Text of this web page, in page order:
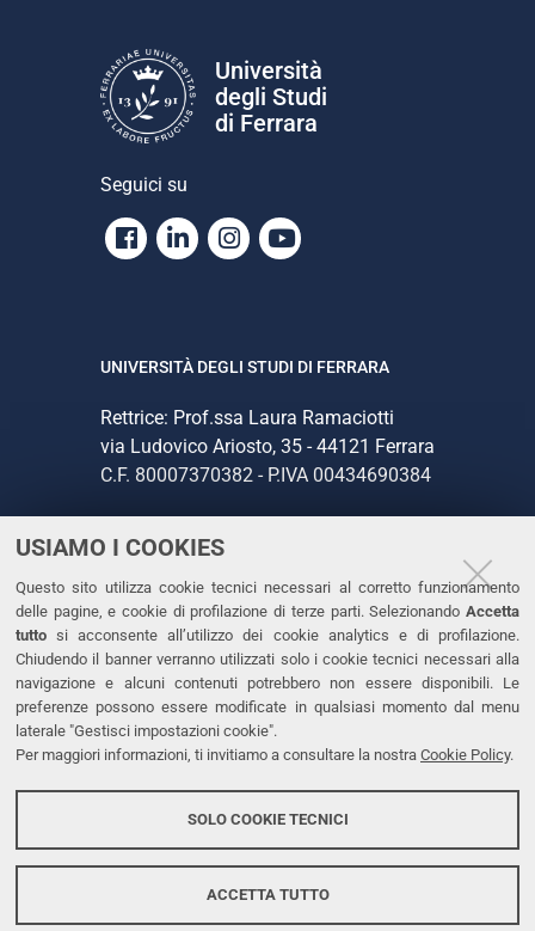
USIAMO I COOKIES
Questo sito utilizza cookie tecnici necessari al corretto funzionamento
delle pagine, e cookie di profilazione di terze parti. Selezionando Accetta
tutto si acconsente all’utilizzo dei cookie analytics e di profilazione.
Chiudendo il banner verranno utilizzati solo i cookie tecnici necessari alla
navigazione e alcuni contenuti potrebbero non essere disponibili. Le
preferenze possono essere modificate in qualsiasi momento dal menu
laterale "Gestisci impostazioni cookie".
Per maggiori informazioni, ti invitiamo a consultare la nostra Cookie Policy.
SOLO COOKIE TECNICI
ACCETTA TUTTO
Università
degli Studi
di Ferrara
Seguici su
Facebook
LinkedinInstagram
Youtube
UNIVERSITÀ DEGLI STUDI DI FERRARA
Rettrice: Prof.ssa Laura Ramaciotti
via Ludovico Ariosto, 35 - 44121 Ferrara
C.F. 80007370382 - P.IVA 00434690384
CONTATTI
Tel. +39 0532 293111
Fax. +39 0532 293031
PEC
LINKS
Dichiarazione di accessibilità
Protezione dati personali